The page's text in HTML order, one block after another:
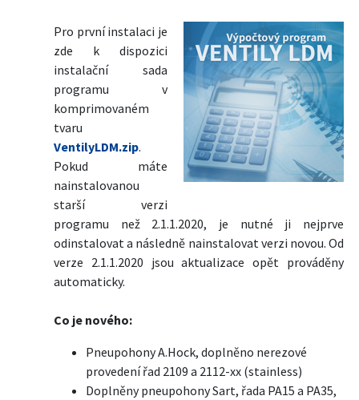
Pro první instalaci je
zde k dispozici
instalační sada
programu v
komprimovaném
tvaru
VentilyLDM.zip.
Pokud máte
nainstalovanou
starší verzi
programu než 2.1.1.2020, je nutné ji nejprve
odinstalovat a následně nainstalovat verzi novou. Od
verze 2.1.1.2020 jsou aktualizace opět prováděny
automaticky.
Co je nového:
Pneupohony A.Hock, doplněno nerezové
provedení řad 2109 a 2112-xx (stainless)
Doplněny pneupohony Sart, řada PA15 a PA35,